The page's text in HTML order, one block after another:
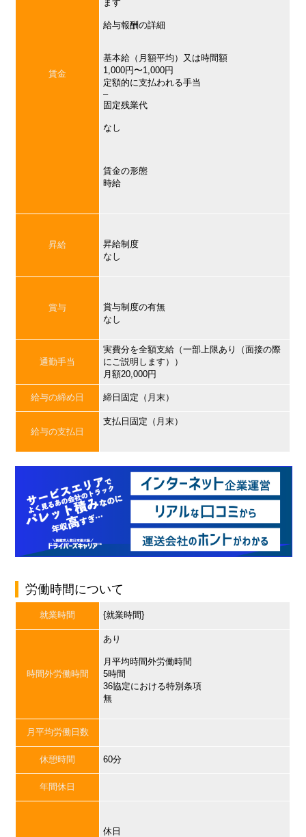
賃金
ます
給与報酬の詳細
基本給（月額平均）又は時間額
1,000円〜1,000円
定額的に支払われる手当
–
固定残業代
なし
賃金の形態
時給
昇給
昇給制度
なし
賞与
賞与制度の有無
なし
通勤手当
実費分を全額支給（一部上限あり（面接の際
にご説明します））
月額20,000円
給与の締め日 締日固定（月末）
給与の支払日
支払日固定（月末）
労働時間について
就業時間 {就業時間}
時間外労働時間
あり
月平均時間外労働時間
5時間
36協定における特別条項
無
月平均労働日数
休憩時間 60分
年間休日
休日